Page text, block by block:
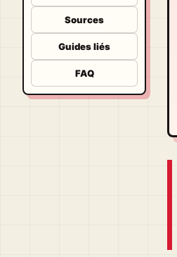
Sources
Guides liés
FAQ